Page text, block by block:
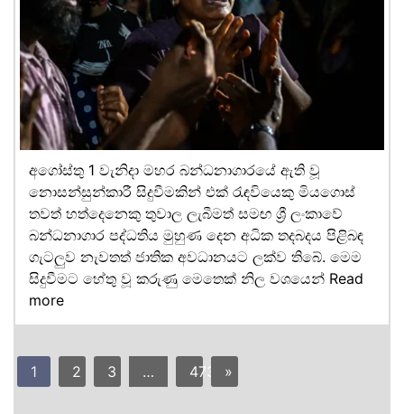
අගෝස්තු 1 වැනිදා මහර බන්ධනාගාරයේ ඇති වූ
නොසන්සුන්කාරී සිදුවීමකින් එක් රැඳවියෙකු මියගොස්
තවත් හත්දෙනෙකු තුවාල ලැබීමත් සමඟ ශ්‍රී ලංකාවේ
බන්ධනාගාර පද්ධතිය මුහුණ දෙන අධික තදබදය පිළිබඳ
ගැටලුව නැවතත් ජාතික අවධානයට ලක්ව තිබේ. මෙම
සිදුවීමට හේතු වූ කරුණු මෙතෙක් නිල වශයෙන් Read
more
1 2 3 … 473 »